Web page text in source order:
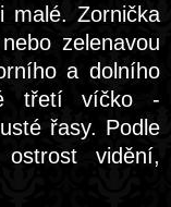
malé. Zornička
zelenavou
a dolního
třetí víčko -
řasy. Podle
vidění,